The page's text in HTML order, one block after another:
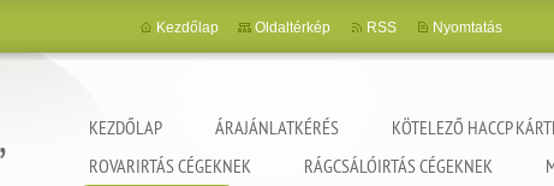
KEZDŐLAP ÁRAJÁNLATKÉRÉS
KÖTELEZŐ HACCP
ROVARIRTÁS CÉGEKNEK
RÁGCSÁLÓIRTÁS CÉGEKNEK
Kezdőlap Oldaltérkép RSS Nyomtatás